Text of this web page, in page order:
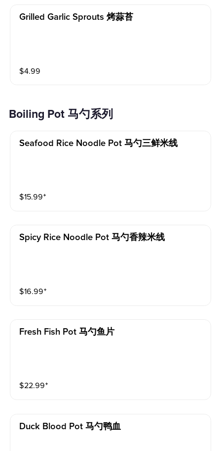
Grilled Garlic Sprouts 烤蒜苔
$4.99
Boiling Pot 马勺系列
Seafood Rice Noodle Pot 马勺三鲜米线
$15.99⁺
Spicy Rice Noodle Pot 马勺香辣米线
$16.99⁺
Fresh Fish Pot 马勺鱼片
$22.99⁺
Duck Blood Pot 马勺鸭血